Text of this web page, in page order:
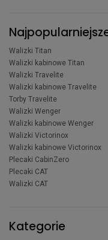
Walizki Titan
Walizki kabinowe Titan
Walizki Travelite
Walizki kabinowe Travelite
Torby Travelite
Walizki Wenger
Walizki kabinowe Wenger
Walizki Victorinox
Walizki kabinowe Victorinox
Plecaki CabinZero
Plecaki CAT
Walizki CAT
Kategorie